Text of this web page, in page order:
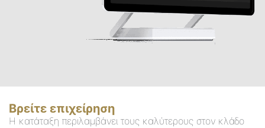
Βρείτε επιχείρηση
Η κατάταξη περιλαμβάνει τους καλύτερους στον κλάδο